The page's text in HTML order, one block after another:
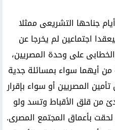
جناحها التشريعى ممثلا
اجتماعين لم يخرجا عن
الخطابى على وحدة المصريين،
أيهما سواء بمسائلة جدية
المصريين أو سواء بإقرار
من قلق الأقباط وتسد ولو
بأعماق المجتمع المصرى.